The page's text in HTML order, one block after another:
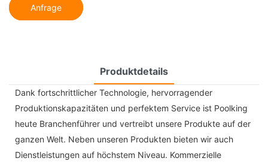
Anfrage
Produktdetails
Dank fortschrittlicher Technologie, hervorragender
Produktionskapazitäten und perfektem Service ist Poolking
heute Branchenführer und vertreibt unsere Produkte auf der
ganzen Welt. Neben unseren Produkten bieten wir auch
Dienstleistungen auf höchstem Niveau. Kommerzielle